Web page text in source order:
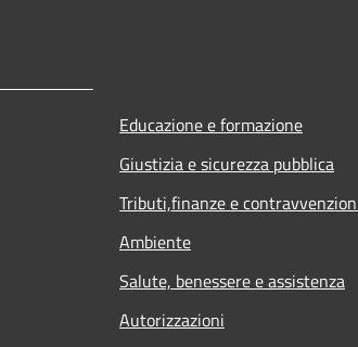
Educazione e formazione
Giustizia e sicurezza pubblica
Tributi,finanze e
Ambiente
Salute, benessere e assistenza
Autorizzazioni